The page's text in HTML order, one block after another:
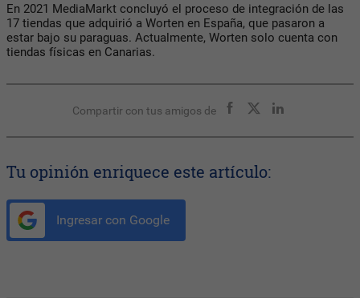
En 2021 MediaMarkt concluyó el proceso de integración de las
17 tiendas que adquirió a Worten en España, que pasaron a
estar bajo su paraguas. Actualmente, Worten solo cuenta con
tiendas físicas en Canarias.
Compartir con tus amigos de
Tu opinión enriquece este artículo:
Ingresar con Google